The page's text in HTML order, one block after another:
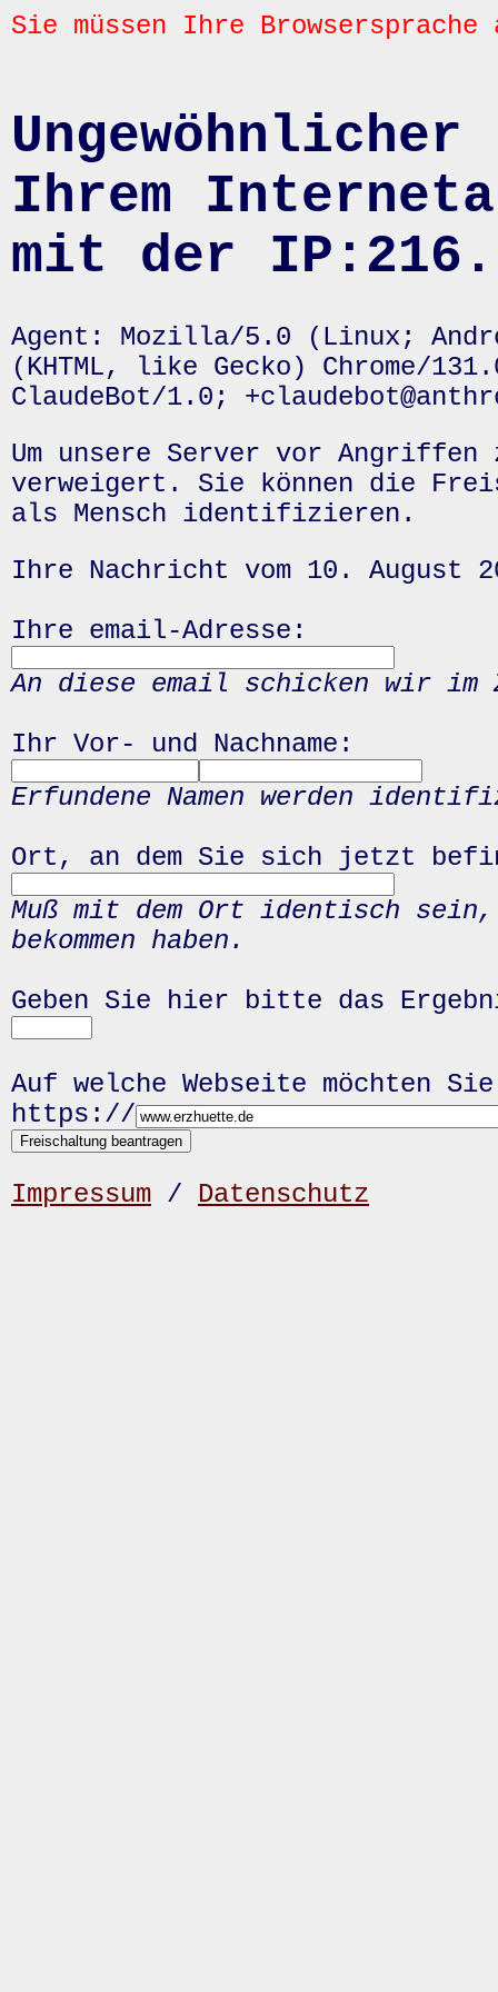
Sie müssen Ihre
Ihrem
mit der
Agent: Mozilla/5.0 (Linux;
(KHTML, like Gecko) Chrome/
ClaudeBot/1.0;
Um unsere Server vor
verweigert. Sie können die
als Mensch identifizieren.
Ihre Nachricht vom 10. August
Ihre email-Adresse:
An diese email schicken wir
Ihr Vor- und Nachname:
Erfundene Namen werden
Ort, an dem Sie sich jetzt
Muß mit dem Ort identisch
bekommen haben.
Geben Sie hier bitte das
Auf welche Webseite möchten
https://
Impressum / Datenschutz